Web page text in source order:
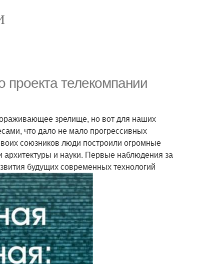
телекомпании
зрелище, но вот для наших
что дало не мало прогрессивных
союзников люди построили огромные
и науки. Первые наблюдения за
будущих современных технологий